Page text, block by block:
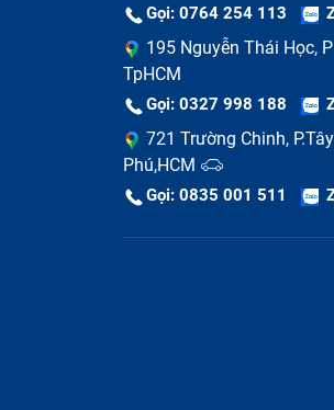
Gọi: 0764 254 113
195 Nguyễn Thái Học,
TpHCM
Gọi: 0327 998 188
721 Trường Chinh,
Phú,HCM
Gọi: 0835 001 511